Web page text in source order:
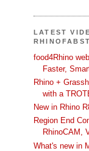
LATEST
food4Rhino
Faster,
Rhino +
with a
New in Rhino
Region End
RhinoCAM,
What's new in